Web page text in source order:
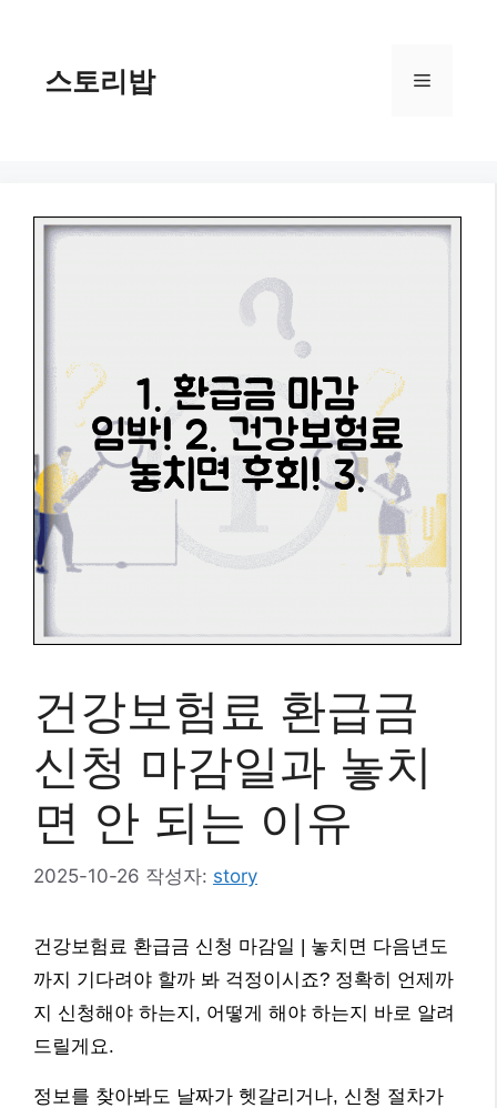
스토리밥 메
건강보험료 환급금
신청 마감일과 놓치
면 안 되는 이유
2025-10-26 작성자: story
건강보험료 환급금 신청 마감일 | 놓치면 다음년도
까지 기다려야 할까 봐 걱정이시죠? 정확히 언제까
지 신청해야 하는지, 어떻게 해야 하는지 바로 알려
드릴게요.
정보를 찾아봐도 날짜가 헷갈리거나, 신청 절차가